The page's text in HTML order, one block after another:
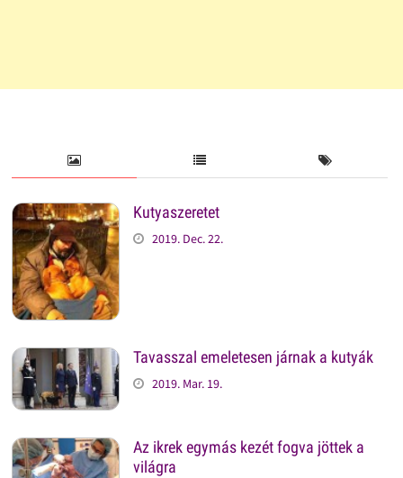
Kutyaszeretet
2019. Dec. 22.
Tavasszal emeletesen járnak a kutyák
2019. Mar. 19.
Az ikrek egymás kezét fogva jöttek a
világra